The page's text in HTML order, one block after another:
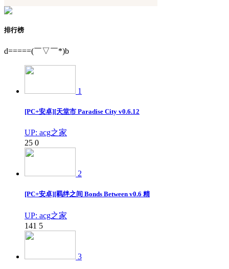
排行榜
d=====(￣▽￣*)b
1
[PC+安卓][天堂市 Paradise City v0.6.12
UP: acg之家
25 0
2
[PC+安卓][羁绊之间 Bonds Between v0.6 精
UP: acg之家
141 5
3